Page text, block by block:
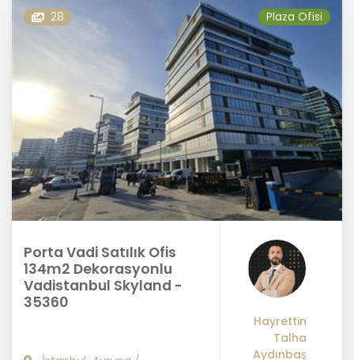
28 Plaza Ofisi
Porta Vadi Satılık Ofis
134m2 Dekorasyonlu
Vadistanbul Skyland -
35360
Hayrettin
Talha
Aydınbaş